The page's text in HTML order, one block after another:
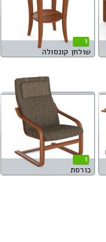
1
שולחן קונסולה
1
כורסת